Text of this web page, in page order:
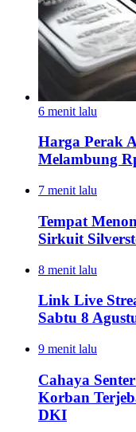
6 menit lalu
Harga Perak
Melambung
7 menit lalu
Tempat
Sirkuit
8 menit lalu
Link Live
Sabtu 8
9 menit lalu
Cahaya
Korban
DKI